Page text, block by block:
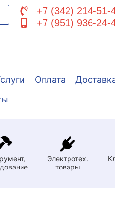
+7 (342) 214-51-
+7 (951) 936-24-
Оплата
Электротех.
товары